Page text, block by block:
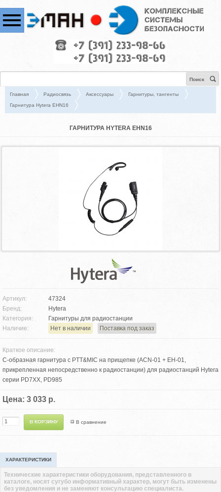
Поиск
Главная Радиосвязь Аксессуары
Гарнитуры, тангенты
Гарнитура Hytera EHN16
ГАРНИТУРА HYTERA EHN16
Артикул:
47324
Бренд:
Hytera
Категория:
Гарнитуры для радиостанции
Наличие:
Нет в наличии Поставка под заказ
Краткое описание:
C-образная гарнитура с PTT&MIC на прищепке (ACN-01 + EH-01,
прикрепленная непосредственно к радиостанции) для радиостанций Hytera
серии PD7XX, PD985
Цена: 3 033 р.
В сравнение
ХАРАКТЕРИСТИКИ
Технические характеристики оборудования, представленного в
каталоге, носят сугубо информативный характер, могут быть изменены
без уведомления и не заменяют консультацию специалиста.